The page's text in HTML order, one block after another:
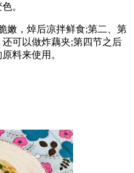
。
嫩，焯后凉拌鲜食;第二、第
可以做炸藕夹;第四节之后
料来使用。